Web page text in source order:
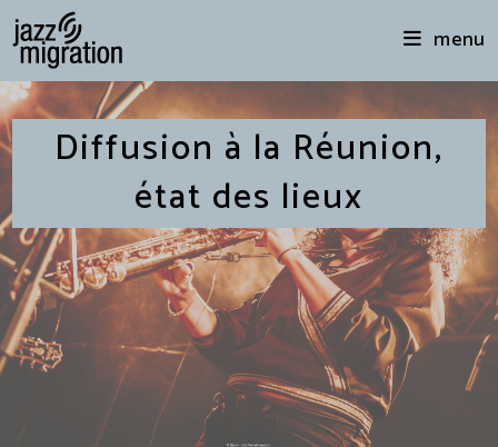
menu
Diffusion à la Réunion,
état des lieux